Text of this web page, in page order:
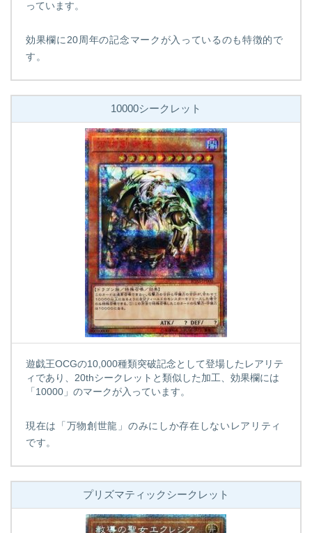
っています。
効果欄に20周年の記念マークが入っているのも特徴的で
す。
10000シークレット
遊戯王OCGの10,000種類突破記念として登場したレアリテ
ィであり、20thシークレットと類似した加工、効果欄には
「10000」のマークが入っています。
現在は「万物創世龍」のみにしか存在しないレアリティ
です。
プリズマティックシークレット